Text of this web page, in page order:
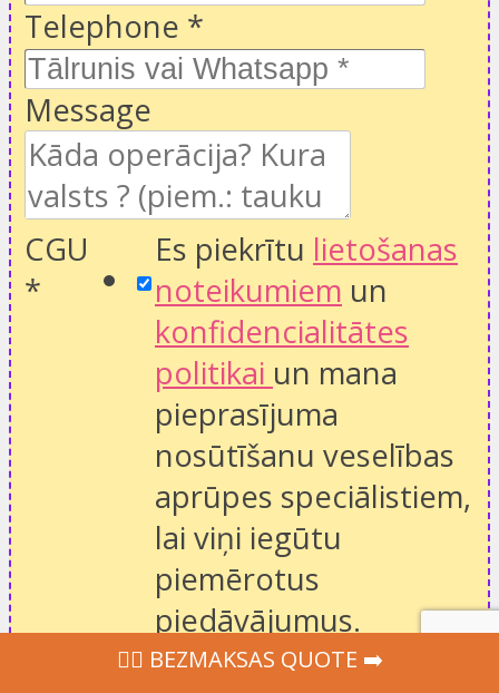
Telephone *
Message
CGU
*
Es piekrītu lietošanas
noteikumiem un
konfidencialitātes
politikai un mana
pieprasījuma
nosūtīšanu veselības
aprūpes speciālistiem,
lai viņi iegūtu
piemērotus
piedāvājumus.
‍👩‍⚕ BEZMAKSAS QUOTE ➡️